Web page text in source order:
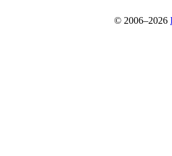
© 2006–2026